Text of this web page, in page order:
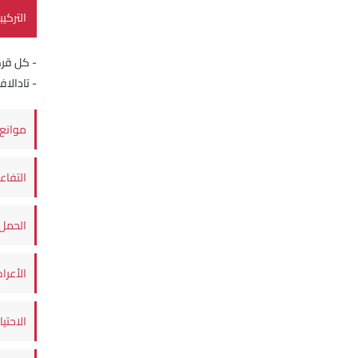
- كل قرص
-